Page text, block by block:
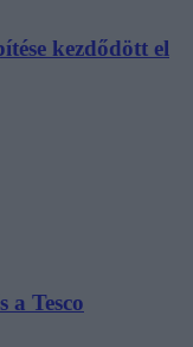
kezdődött el
a Tesco